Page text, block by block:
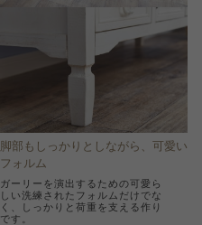
脚部もしっかりとしながら、可愛い
フォルム
ガーリーを演出するための可愛ら
しい洗練されたフォルムだけでな
く、しっかりと荷重を支える作り
です。